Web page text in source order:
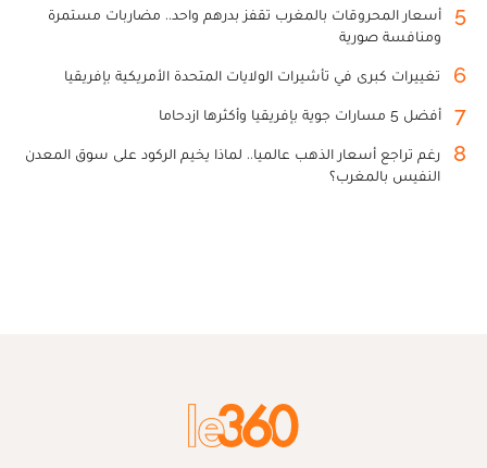
5
أسعار المحروقات بالمغرب تقفز بدرهم واحد.. مضاربات مستمرة
ومنافسة صورية
6 تغييرات كبرى في تأشيرات الولايات المتحدة الأمريكية بإفريقيا
7 أفضل 5 مسارات جوية بإفريقيا وأكثرها ازدحاما
8
رغم تراجع أسعار الذهب عالميا.. لماذا يخيم الركود على سوق المعدن
النفيس بالمغرب؟